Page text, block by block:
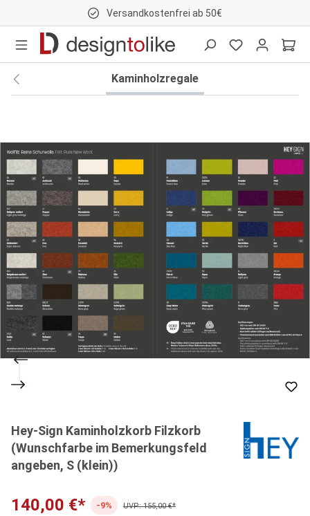
Versandkostenfrei ab 50€
Kaminholzregale
Hey-Sign Kaminholzkorb Filzkorb
(Wunschfarbe im Bemerkungsfeld
angeben, S (klein))
140,00 €* -9%
UVP: 155,00 €*